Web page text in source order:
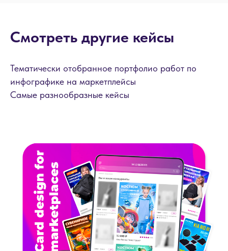
Смотреть другие кейсы
Тематически отобранное портфолио работ по
инфографике на маркетплейсы
Самые разнообразные кейсы